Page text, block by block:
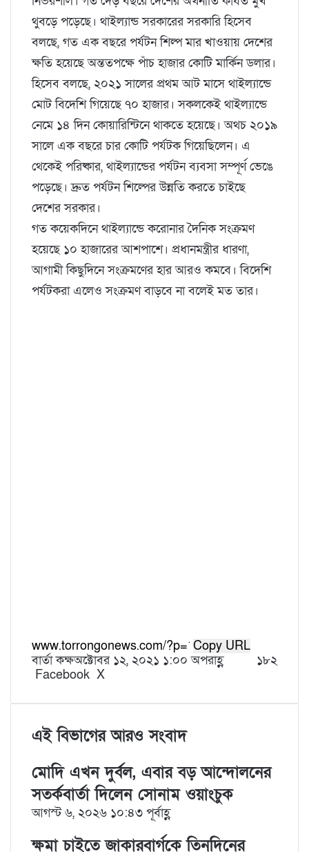
থুবড়ে পড়েছে। থাইল্যান্ড সরকারের সরকারি হিসেব
বলছে, গত এক বছরে পর্যটন শিল্প মার খাওয়ায় দেশের
ক্ষতি হয়েছে অন্ততপক্ষে পাঁচ হাজার কোটি মার্কিন ডলার।
হিসেব বলছে, ২০২১ সালের প্রথম আট মাসে থাইল্যান্ডে
মোট বিদেশি গিয়েছে ৭০ হাজার। সকলকেই থাইল্যান্ডে
নেমে ১৪ দিন কোয়ারিন্টিনে থাকতে হয়েছে। অথচ ২০১৯
সালে এক বছরে চার কোটি পর্যটক গিয়েছিলেন। এ
থেকেই পরিষ্কার, থাইল্যান্ডের পর্যটন ব্যবসা সম্পূর্ণ ভেঙে
পড়েছে। দ্রুত পর্যটন শিল্পের উন্নতি করতে চাইছে
দেশের সরকার।
গত কয়েকদিনে থাইল্যান্ডে করোনার দৈনিক সংক্রমণ
হয়েছে ১০ হাজারের আশপাশে। প্রধানমন্ত্রীর ধারণা,
আগামী কিছুদিনে সংক্রমণের হার আরও কমবে। বিদেশি
পর্যটকরা এলেও সংক্রমণ বাড়বে না বলেই মত তার।
Copy URL
বার্তা কক্ষঅক্টোবর ১২, ২০২১ ১:০০ অপরাহ্ণ
১৮২
Facebook X
n
e
n
m
l
n
e
r
e
s
t
d
i
t
o
t
a
t
e
a
e
v
a
E
m
a
l
i
t
এই বিভাগের আরও সংবাদ
মোদি এখন দুর্বল, এবার বড় আন্দোলনের
সতর্কবার্তা দিলেন সোনাম ওয়াংচুক
আগস্ট ৬, ২০২৬ ১০:৪৩ পূর্বাহ্ণ
ক্ষমা চাইতে জাকারবার্গকে তিনদিনের